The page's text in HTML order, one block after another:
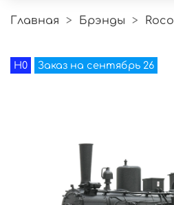
Главная Брэнды Roco
H0 Заказ на сентябрь 26